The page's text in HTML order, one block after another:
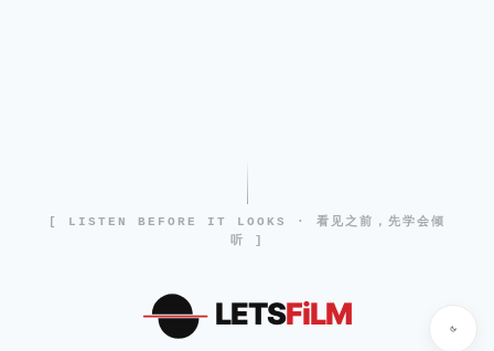
[ LISTEN BEFORE IT LOOKS · 看见之前，先学会倾
听 ]
LETSFiLM